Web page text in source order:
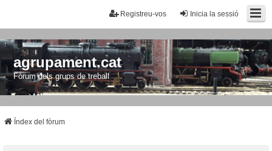
Inicia la sessió
Registreu-vos
agrupament.cat
Fòrum dels grups de treball
Índex del fòrum